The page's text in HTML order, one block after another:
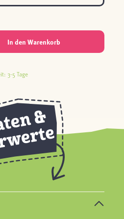
In den Warenkorb
3-5 Tage